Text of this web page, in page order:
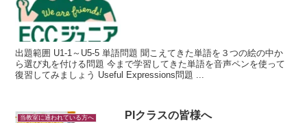
出題範囲 U1-1～U5-5 単語問題 聞こえてきた単語を３つの絵の中か
ら選び丸を付ける問題 今まで学習してきた単語を音声ペンを使って
復習してみましょう Useful Expressions問題 ...
当教室に通われている方へ PIクラスの皆様へ